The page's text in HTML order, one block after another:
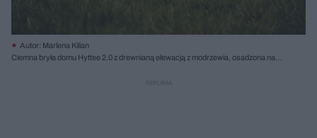
Autor: Marlena Kilian
Ciemna bryła domu Hyttee 2.0 z drewnianą elewacją z modrzewia, osadzona na
wnętrze. Projekt zgłoszony do konkursu ŻYCIE W ARCHITEKTURZE 2025, o